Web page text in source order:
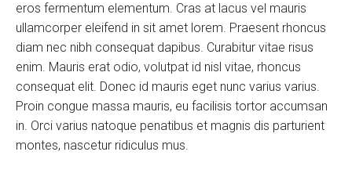
eros fermentum elementum. Cras at lacus vel mauris
ullamcorper eleifend in sit amet lorem. Praesent rhoncus
diam nec nibh consequat dapibus. Curabitur vitae risus
enim. Mauris erat odio, volutpat id nisl vitae, rhoncus
consequat elit. Donec id mauris eget nunc varius varius.
Proin congue massa mauris, eu facilisis tortor accumsan
in. Orci varius natoque penatibus et magnis dis parturient
montes, nascetur ridiculus mus.